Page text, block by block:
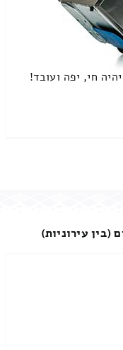
חי, יפה ועובד!
(בין עירוניות)